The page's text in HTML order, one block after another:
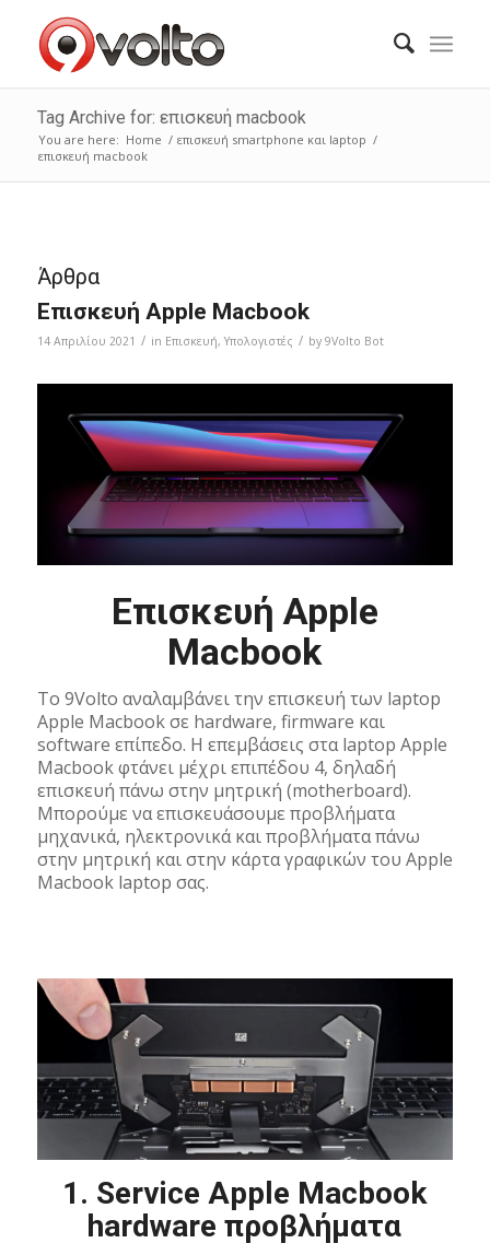
Tag Archive for: επισκευή macbook
You are here: Home / επισκευή smartphone και laptop /
επισκευή macbook
Άρθρα
Επισκευή Apple Macbook
14 Απριλίου 2021 / in Επισκευή, Υπολογιστές / by 9Volto Bot
Επισκευή Apple
Macbook
Το 9Volto αναλαμβάνει την επισκευή των laptop
Apple Macbook σε hardware, firmware και
software επίπεδο. Η επεμβάσεις στα laptop Apple
Macbook φτάνει μέχρι επιπέδου 4, δηλαδή
επισκευή πάνω στην μητρική (motherboard).
Μπορούμε να επισκευάσουμε προβλήματα
μηχανικά, ηλεκτρονικά και προβλήματα πάνω
στην μητρική και στην κάρτα γραφικών του Apple
Macbook laptop σας.
1. Service Apple Macbook
hardware προβλήματα